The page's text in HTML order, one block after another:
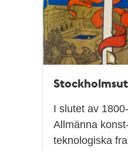
I slutet av
Allmänna
teknologiska